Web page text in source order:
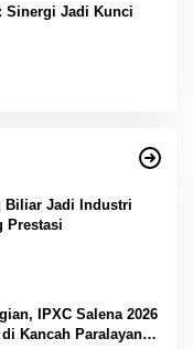
Sinergi Jadi Kunci
Biliar Jadi Industri
Prestasi
IPXC Salena 2026
Kancah Paralayang